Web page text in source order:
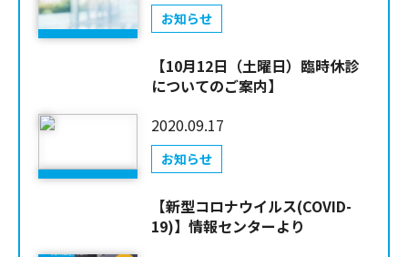
お知らせ
【10月12日（土曜日）臨時休診
についてのご案内】
2020.09.17
お知らせ
【新型コロナウイルス(COVID-
19)】情報センターより